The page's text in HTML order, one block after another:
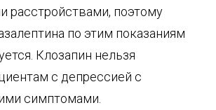
расстройствами, поэтому
по этим показаниям
Клозапин нельзя
с депрессией с
симптомами.